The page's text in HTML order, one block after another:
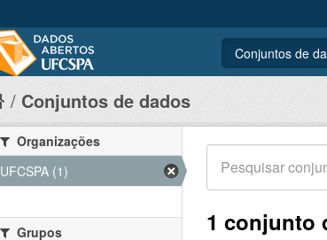
Conjuntos de
Conjuntos de dados
1 conjunto
Organizações
UFCSPA (1)
Grupos